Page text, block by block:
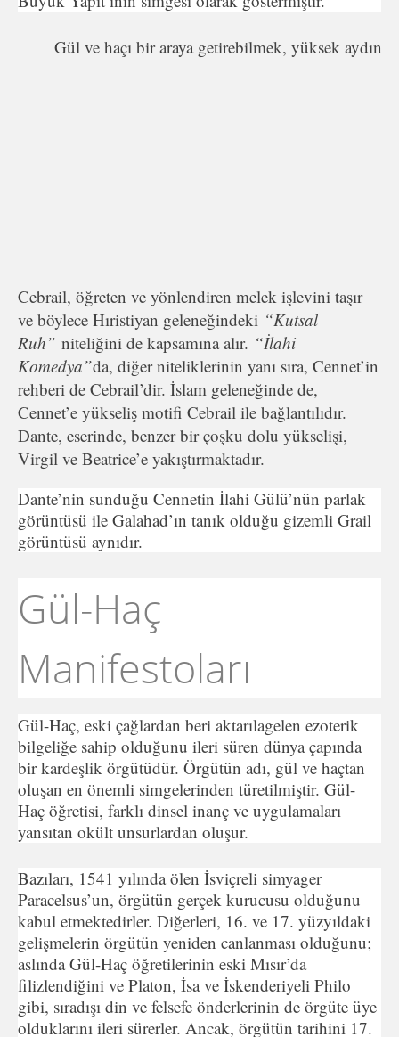
Gül ve haçı bir araya getirebilmek, yüksek
Cebrail, öğreten ve yönlendiren melek işlevini taşır
ve böylece Hıristiyan geleneğindeki “Kutsal
Ruh” niteliğini de kapsamına alır. “İlahi
Komedya”da, diğer niteliklerinin yanı sıra, Cennet’in
rehberi de Cebrail’dir. İslam geleneğinde de,
Cennet’e yükseliş motifi Cebrail ile bağlantılıdır.
Dante, eserinde, benzer bir çoşku dolu yükselişi,
Virgil ve Beatrice’e yakıştırmaktadır.
Dante’nin sunduğu Cennetin İlahi Gülü’nün parlak
görüntüsü ile Galahad’ın tanık olduğu gizemli Grail
görüntüsü aynıdır.
Gül-Haç
Manifestoları
Gül-Haç, eski çağlardan beri aktarılagelen ezoterik
bilgeliğe sahip olduğunu ileri süren dünya çapında
bir kardeşlik örgütüdür. Örgütün adı, gül ve haçtan
oluşan en önemli simgelerinden türetilmiştir. Gül-
Haç öğretisi, farklı dinsel inanç ve uygulamaları
yansıtan okült unsurlardan oluşur.
Bazıları, 1541 yılında ölen İsviçreli simyager
Paracelsus’un, örgütün gerçek kurucusu olduğunu
kabul etmektedirler. Diğerleri, 16. ve 17. yüzyıldaki
gelişmelerin örgütün yeniden canlanması olduğunu;
aslında Gül-Haç öğretilerinin eski Mısır’da
filizlendiğini ve Platon, İsa ve İskenderiyeli Philo
gibi, sıradışı din ve felsefe önderlerinin de örgüte üye
olduklarını ileri sürerler. Ancak, örgütün tarihini 17.